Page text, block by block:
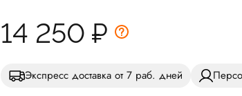
14 250 ₽
Экспресс доставка от 7 раб. дней